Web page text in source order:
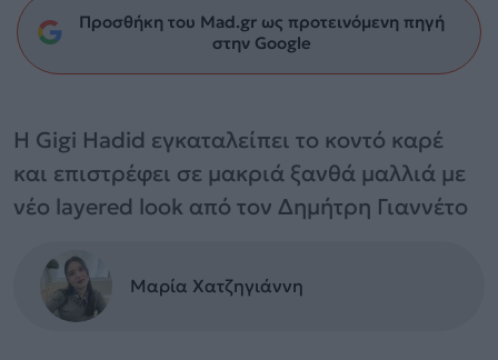
Προσθήκη του Mad.gr ως προτεινόμενη πηγή
στην Google
Η Gigi Hadid εγκαταλείπει το κοντό καρέ
και επιστρέφει σε μακριά ξανθά μαλλιά με
νέο layered look από τον Δημήτρη Γιαννέτο
Μαρία Χατζηγιάννη